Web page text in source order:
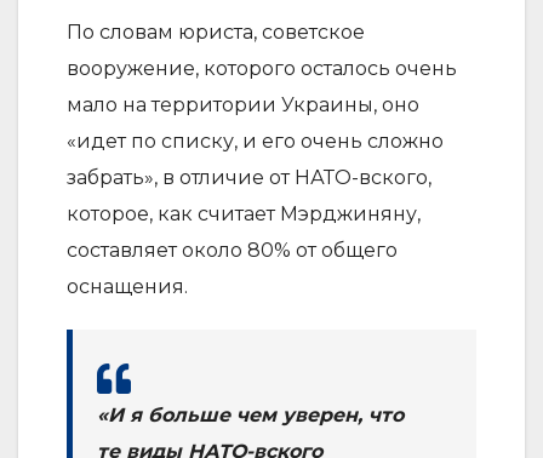
По словам юриста, советское
вооружение, которого осталось очень
мало на территории Украины, оно
«идет по списку, и его очень сложно
забрать», в отличие от НАТО-вского,
которое, как считает Мэрджиняну,
составляет около 80% от общего
оснащения.
«И я больше чем уверен, что
те виды НАТО-вского